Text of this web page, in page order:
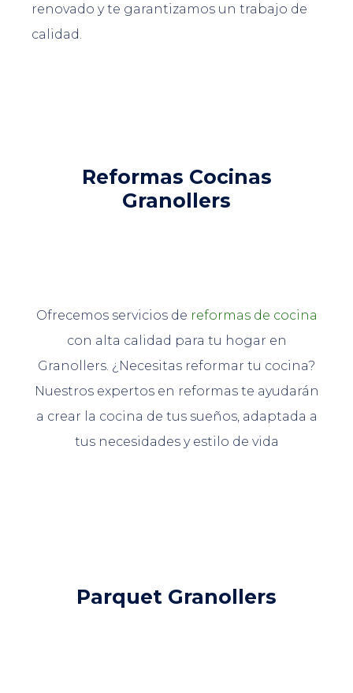
renovado y te garantizamos un trabajo de
calidad.
Reformas Cocinas
Granollers
Ofrecemos servicios de reformas de cocina
con alta calidad para tu hogar en
Granollers. ¿Necesitas reformar tu cocina?
Nuestros expertos en reformas te ayudarán
a crear la cocina de tus sueños, adaptada a
tus necesidades y estilo de vida
Parquet Granollers